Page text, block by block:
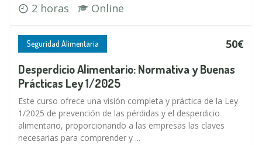
2 horas Online
Seguridad Alimentaria 50€
Desperdicio Alimentario: Normativa y Buenas
Prácticas Ley 1/2025
Este curso ofrece una visión completa y práctica de la Ley
1/2025 de prevención de las pérdidas y el desperdicio
alimentario, proporcionando a las empresas las claves
necesarias para comprender y ...